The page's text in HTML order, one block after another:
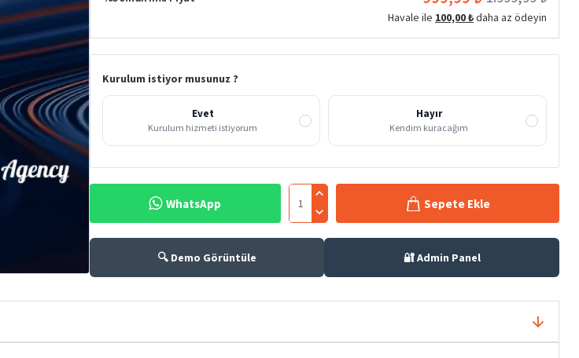
Havale ile 100,00 ₺daha az ödeyin
Kurulum istiyor musunuz ?
Evet
Kurulum hizmeti istiyorum
Hayır
Kendim kuracağım
WhatsApp Sepete Ekle
🔍 Demo Görüntüle 🔐 Admin Panel